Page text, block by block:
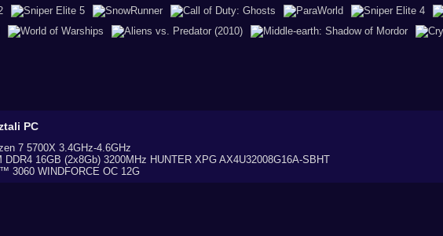
PC
7 5700X 3.4GHz-4.6GHz
DDR4 16GB (2x8Gb) 3200MHz HUNTER XPG AX4U32008G16A-SBHT
3060 WINDFORCE OC 12G